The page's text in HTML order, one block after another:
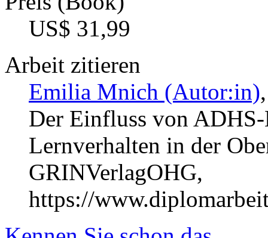
US$ 31,99
Arbeit zitieren
Emilia Mnich (Autor:in)
Der Einfluss von
Lernverhalten in der
GRINVerlagOHG,
https://